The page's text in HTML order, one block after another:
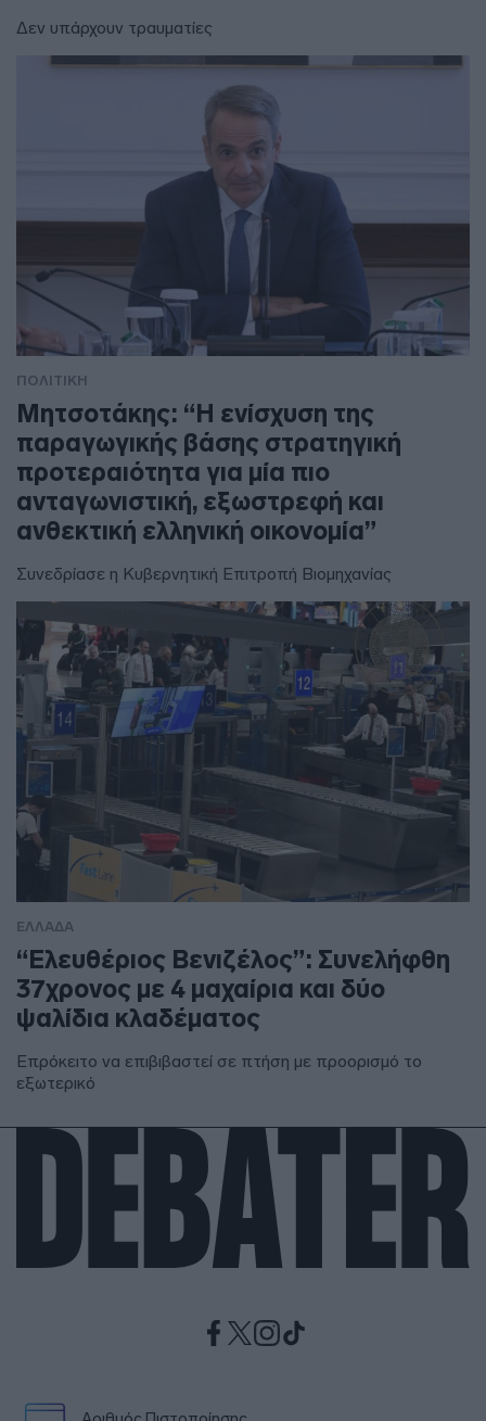
Δεν υπάρχουν τραυματίες
ΠΟΛΙΤΙΚΗ
Μητσοτάκης: “Η ενίσχυση της
παραγωγικής βάσης στρατηγική
προτεραιότητα για μία πιο
ανταγωνιστική, εξωστρεφή και
ανθεκτική ελληνική οικονομία”
Συνεδρίασε η Κυβερνητική Επιτροπή Βιομηχανίας
ΕΛΛΑΔΑ
“Ελευθέριος Βενιζέλος”: Συνελήφθη
37χρονος με 4 μαχαίρια και δύο
ψαλίδια κλαδέματος
Επρόκειτο να επιβιβαστεί σε πτήση με προορισμό το
εξωτερικό